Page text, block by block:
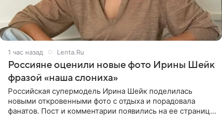
1 час назад Lenta.Ru
Россияне оценили новые фото Ирины Шейк
фразой «наша слониха»
Российская супермодель Ирина Шейк поделилась
новыми откровенными фото с отдыха и порадовала
фанатов. Пост и комментарии появились на ее странице